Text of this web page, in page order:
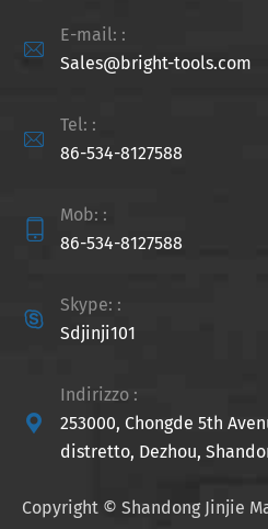

E-mail: :
Sales@bright-tools.com

Tel: :
86-534-8127588

Mob: :
86-534-8127588

Skype: :
Sdjinji101

Indirizzo :
253000, Chongde 5th
distretto, Dezhou,
Copyright © Shandong Jinjie